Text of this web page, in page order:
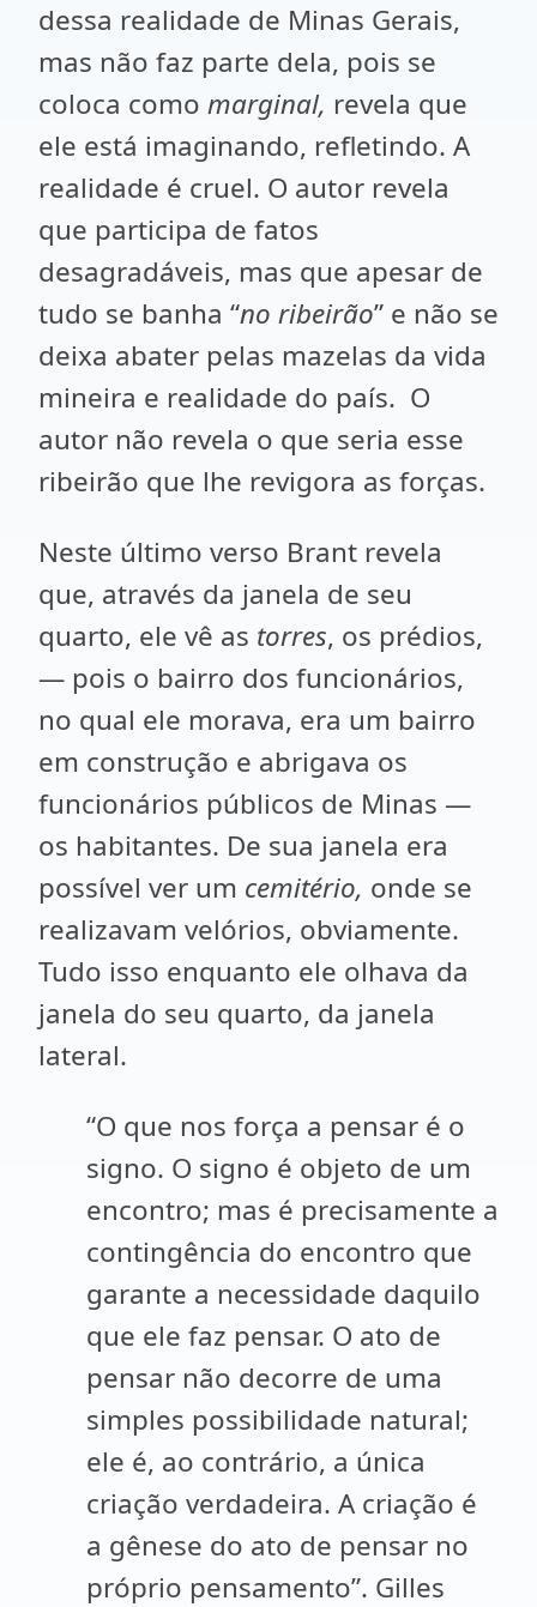
dessa realidade de Minas Gerais,
mas não faz parte dela, pois se
coloca como marginal, revela que
ele está imaginando, refletindo. A
realidade é cruel. O autor revela
que participa de fatos
desagradáveis, mas que apesar de
tudo se banha “no ribeirão” e não se
deixa abater pelas mazelas da vida
mineira e realidade do país. O
autor não revela o que seria esse
ribeirão que lhe revigora as forças.
Neste último verso Brant revela
que, através da janela de seu
quarto, ele vê as torres, os prédios,
— pois o bairro dos funcionários,
no qual ele morava, era um bairro
em construção e abrigava os
funcionários públicos de Minas —
os habitantes. De sua janela era
possível ver um cemitério, onde se
realizavam velórios, obviamente.
Tudo isso enquanto ele olhava da
janela do seu quarto, da janela
lateral.
“O que nos força a pensar é o
signo. O signo é objeto de um
encontro; mas é precisamente a
contingência do encontro que
garante a necessidade daquilo
que ele faz pensar. O ato de
pensar não decorre de uma
simples possibilidade natural;
ele é, ao contrário, a única
criação verdadeira. A criação é
a gênese do ato de pensar no
próprio pensamento”. Gilles